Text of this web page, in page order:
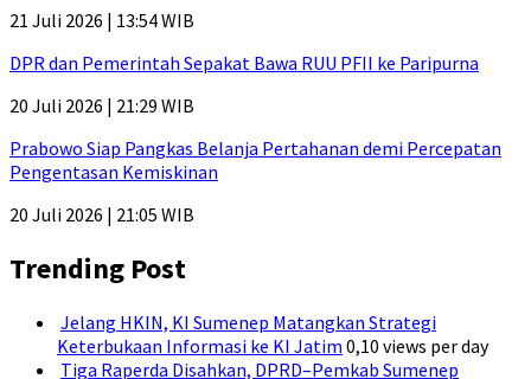
21 Juli 2026 | 13:54 WIB
DPR dan Pemerintah Sepakat Bawa RUU PFII ke Paripurna
20 Juli 2026 | 21:29 WIB
Prabowo Siap Pangkas Belanja Pertahanan demi Percepatan
Pengentasan Kemiskinan
20 Juli 2026 | 21:05 WIB
Trending Post
Jelang HKIN, KI Sumenep Matangkan Strategi
Keterbukaan Informasi ke KI Jatim 0,10 views per day
Tiga Raperda Disahkan, DPRD–Pemkab Sumenep